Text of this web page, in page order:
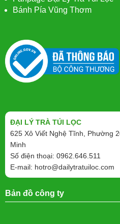
Bánh Pía Vũng Thơm
ĐẠI LÝ TRÀ TÚI LỌC
625 Xô Viết Nghệ Tĩnh, Phường
Minh
Số điện thoại: 0962.646.511
E-mail: hotro@dailytratuiloc.com
Bản đồ công ty